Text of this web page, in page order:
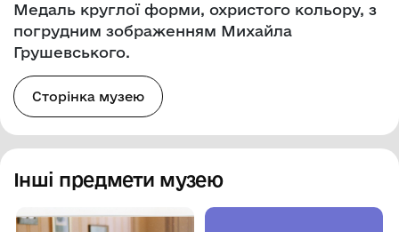
Медаль круглої форми, охристого кольору, з
погрудним зображенням Михайла
Грушевського.
Сторінка музею
Інші предмети музею